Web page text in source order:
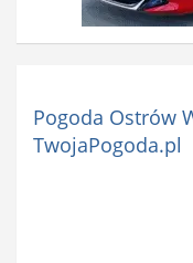
Pogoda Ostrów
TwojaPogoda.pl